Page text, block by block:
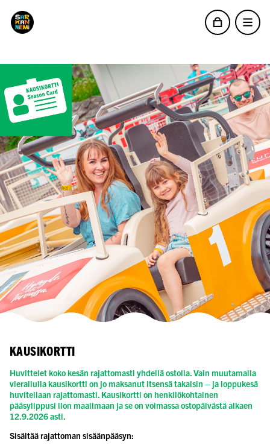
KAUSIKORTTI
Huvittelet koko kesän rajattomasti yhdellä ostolla. Vain muutamalla
vierailulla kausikortti on jo maksanut itsensä takaisin – ja loppukesä
huvitellaan rajattomasti. Kausikortti on henkilökohtainen
pääsylippusi ilon maailmaan ja se on voimassa ostopäivästä alkaen
12.9.2026 asti.
Sisältää rajattoman sisäänpääsyn: